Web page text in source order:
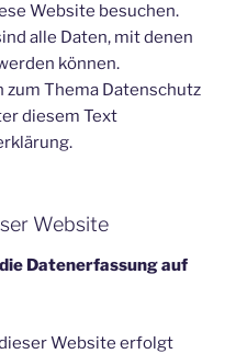
Website besuchen.
alle Daten, mit denen
können.
Thema Datenschutz
diesem Text
Website
Datenerfassung auf
Website erfolgt